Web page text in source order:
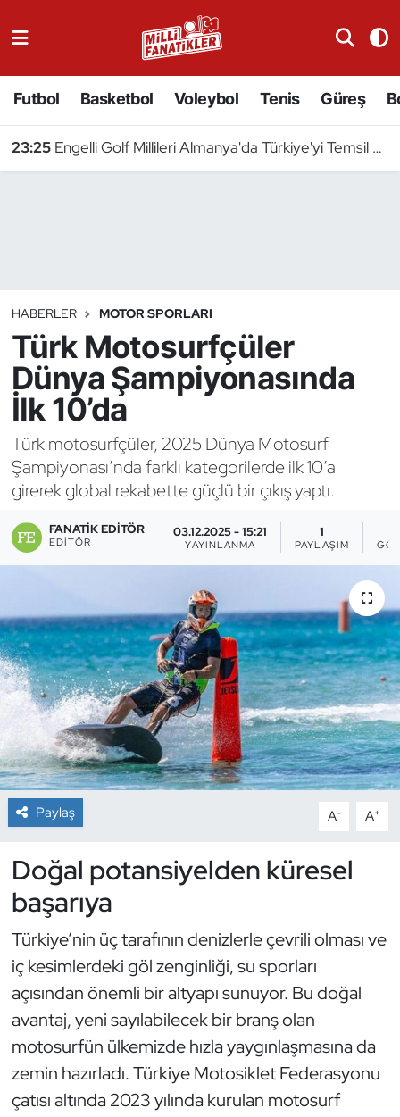
Futbol Basketbol Voleybol Tenis Güreş
23:25 Engelli Golf Millileri Almanya'da Türkiye'yi Temsil Edecek
HABERLER MOTOR SPORLARI
Türk Motosurfçüler
Dünya Şampiyonasında
İlk 10’da
Türk motosurfçüler, 2025 Dünya Motosurf
Şampiyonası’nda farklı kategorilerde ilk 10’a
girerek global rekabette güçlü bir çıkış yaptı.
FANATIK EDITÖR
EDITÖR
03.12.2025 - 15:21
YAYINLANMA
1
PAYLAŞIM
Paylaş A- A+
Doğal potansiyelden küresel
başarıya
Türkiye’nin üç tarafının denizlerle çevrili olması ve
iç kesimlerdeki göl zenginliği, su sporları
açısından önemli bir altyapı sunuyor. Bu doğal
avantaj, yeni sayılabilecek bir branş olan
motosurfün ülkemizde hızla yaygınlaşmasına da
zemin hazırladı. Türkiye Motosiklet Federasyonu
çatısı altında 2023 yılında kurulan motosurf
Badminton
Binicilik
Bisiklet
Bocce Bowling Dart
Boks
Briç
Buz Hokeyi
Buz Pateni
Çim Hokeyi
Cimnastik
Curling
Dağcılık
Dövüş Sanatı
E-Spor
Eskrim
Futbol
Futsal